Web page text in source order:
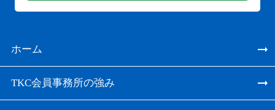
ホーム
TKC会員事務所の強み